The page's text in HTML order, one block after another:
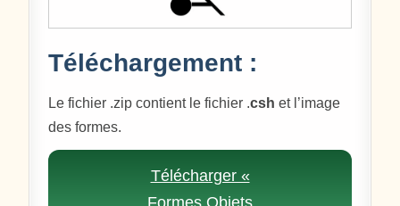
Téléchargement :
Le fichier .zip contient le fichier .csh et l’image
des formes.
Télécharger «
Formes Objets